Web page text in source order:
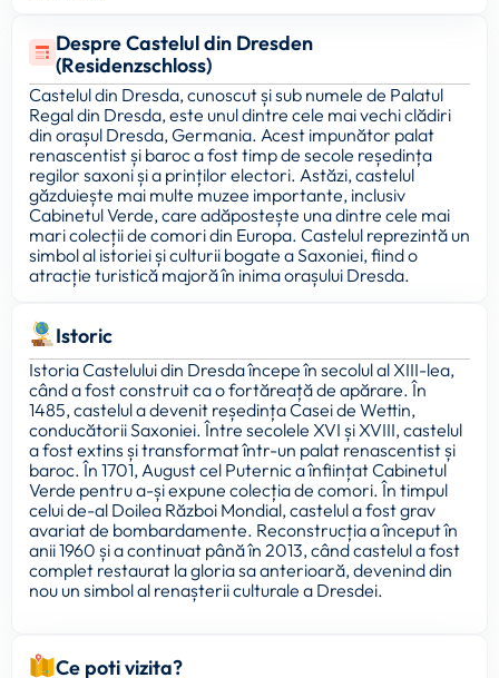
Despre Castelul din Dresden
(Residenzschloss)
Castelul din Dresda, cunoscut și sub numele de Palatul
Regal din Dresda, este unul dintre cele mai vechi clădiri
din orașul Dresda, Germania. Acest impunător palat
renascentist și baroc a fost timp de secole reședința
regilor saxoni și a prinților electori. Astăzi, castelul
găzduiește mai multe muzee importante, inclusiv
Cabinetul Verde, care adăpostește una dintre cele mai
mari colecții de comori din Europa. Castelul reprezintă un
simbol al istoriei și culturii bogate a Saxoniei, fiind o
atracție turistică majoră în inima orașului Dresda.
Istoric
Istoria Castelului din Dresda începe în secolul al XIII-lea,
când a fost construit ca o fortăreață de apărare. În
1485, castelul a devenit reședința Casei de Wettin,
conducătorii Saxoniei. Între secolele XVI și XVIII, castelul
a fost extins și transformat într-un palat renascentist și
baroc. În 1701, August cel Puternic a înființat Cabinetul
Verde pentru a-și expune colecția de comori. În timpul
celui de-al Doilea Război Mondial, castelul a fost grav
avariat de bombardamente. Reconstrucția a început în
anii 1960 și a continuat până în 2013, când castelul a fost
complet restaurat la gloria sa anterioară, devenind din
nou un simbol al renașterii culturale a Dresdei.
Ce poti vizita?